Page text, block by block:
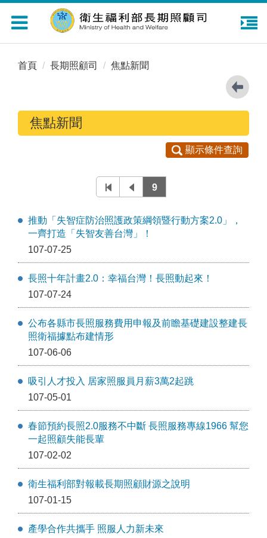
Toggle
navigation
首頁 長期照顧司 焦點新聞
焦點新聞
顯示條件查詢
9
推動「失智症防治照護政策綱領暨行動方案2.0」，
一齊打造「失智友善台灣」！
107-07-25
長照十年計畫2.0：幸福台灣！長照動起來！
107-07-24
公布各縣市長照服務費用申報及前瞻基礎建設整建長
照衛福據點布建情形
107-06-06
吸引人才投入 居家照服員月薪3萬2起跳
107-05-01
春節預約長照2.0服務不中斷 長照服務專線1966 幫您
一起照顧失能長輩
107-02-02
衛生福利部對報載長期照顧財源之說明
107-01-15
產學合作共攜手 照服人力新未來